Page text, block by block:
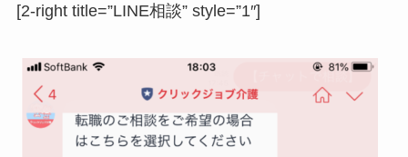
[2-right title=”LINE相談” style=”1″]